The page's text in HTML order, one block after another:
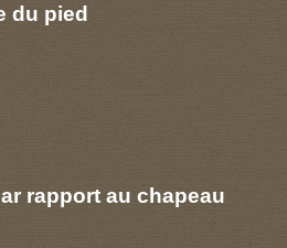
du pied
rapport au chapeau